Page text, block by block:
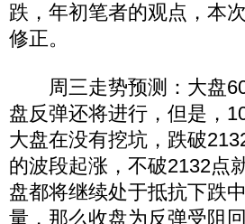
跌，年初笔者的观点，本
修正。
周三走势预测：大盘60
盘反弹还将进行，但是，
大盘在没有挖坑，跌破
的波段起涨，不破2132点
盘都将继续处于抵抗下跌
量，那么收盘为反弹受阻